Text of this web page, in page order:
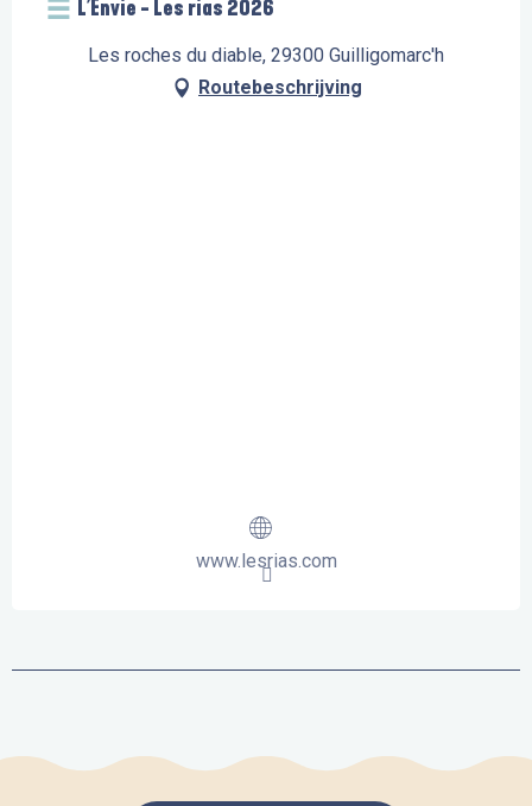
L’Envie - Les rias 2026
Les roches du diable, 29300 Guilligomarc'h
Routebeschrijving
www.lesrias.com